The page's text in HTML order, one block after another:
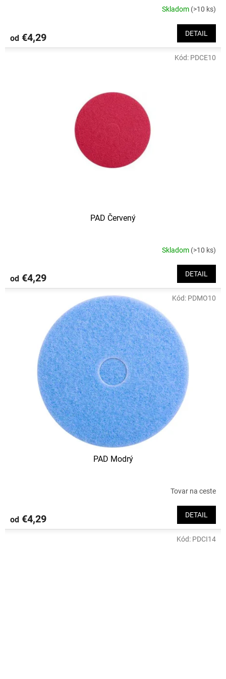
Skladom (>10 ks)
od €4,29 DETAIL
PAD Červený
Skladom (>10 ks)
od €4,29 DETAIL
Kód: PDCE10
PAD Modrý
Tovar na ceste
od €4,29 DETAIL
Kód: PDMO10
Kód: PDCI14